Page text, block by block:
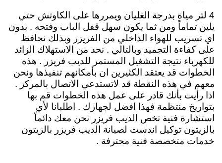
4 لتر مياة بدرجة الغليان ويمررها على الكاوتش حتي
يلين تماماً ومن ثما يكون سهل قفل الباب وفتحه . بدون
اي تسريب للهواء الداخلي من الفريزر وبذلك نحافظ
على كفاءة التجميد وبالتالي . نحد من الاستهلاك الزائد
للكهرباء نتيجة التشغيل المستمر للديب فريزر . هذه
الخطوات قد يعتقد الكثيرين ان بأمكانهم تنفيذها ونحن
معهم في هذه النقطة قد لاتستدعي الاتصال بالمركز .
اذا رأيت بأنك قادر على عمل هذه الخطوات قم بها
بتواريخ منتظمة فهذا افضل لجهازك . اطلبانا لأي
استشارة فنية تخص الديب فريزر نحن معك دائماً
بالزيتون توكيل اندست لصيانة الديب فريزر بالزيتون
خدمات متخصصة فنية محترفة .